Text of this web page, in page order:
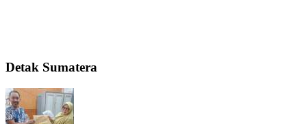
Detak Sumatera